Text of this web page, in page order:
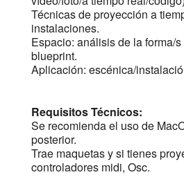
Técnicas de proyección a
instalaciones.
Espacio: análisis de la forma/
blueprint.
Aplicación: escénica/
Requisitos Técnicos:
Se recomienda el uso de
posterior.
Trae maquetas y si tienes
controladores midi, Osc.